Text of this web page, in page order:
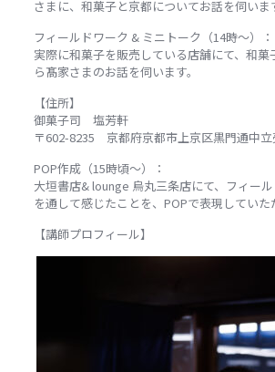
さまに、和菓子と京都についてお話を伺いま
フィールドワーク & ミニトーク（14時～）：
実際に和菓子を販売している店舗にて、和菓
ら髙家さまのお話を伺います。
【住所】
御菓子司 塩芳軒
〒602-8235 京都府京都市上京区黒門通中
POP作成（15時頃～）：
大垣書店& lounge 烏丸三条店にて、フィー
を通して感じたことを、POPで表現していた
【講師プロフィール】